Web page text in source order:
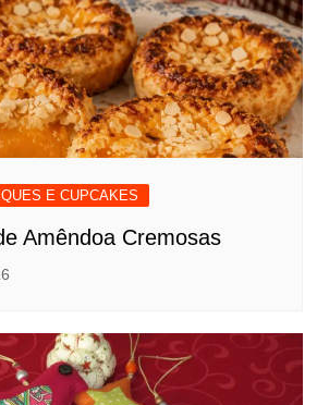
E CUPCAKES
Amêndoa Cremosas